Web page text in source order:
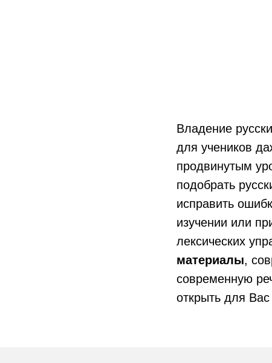
Владение
для учеников
продвинутым
подобрать
исправить
изучении или
лексических
материалы,
современную
открыть для